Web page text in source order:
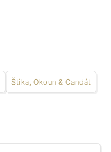
Štika, Okoun & Candát